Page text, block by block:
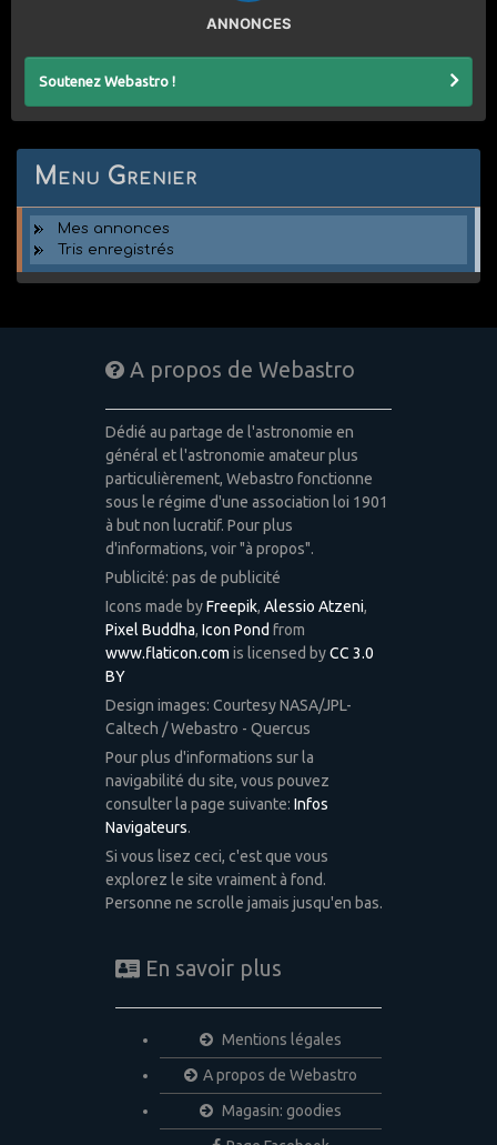
ANNONCES
Soutenez Webastro !
Menu Grenier
Mes annonces
Tris enregistrés
A propos de Webastro
Dédié au partage de l'astronomie en
général et l'astronomie amateur plus
particulièrement, Webastro fonctionne
sous le régime d'une association loi 1901
à but non lucratif. Pour plus
d'informations, voir "à propos".
Publicité: pas de publicité
Icons made byFreepik, Alessio Atzeni,
Pixel Buddha, Icon Pond from
www.flaticon.com is licensed byCC 3.0
BY
Design images: Courtesy NASA/JPL-
Caltech / Webastro - Quercus
Pour plus d'informations sur la
navigabilité du site, vous pouvez
consulter la page suivante: Infos
Navigateurs.
Si vous lisez ceci, c'est que vous
explorez le site vraiment à fond.
Personne ne scrolle jamais jusqu'en bas.
En savoir plus
Mentions légales
A propos de Webastro
Magasin: goodies